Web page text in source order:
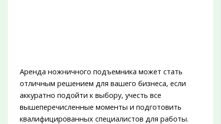
Аренда ножничного подъемника может стать
отличным решением для вашего бизнеса, если
аккуратно подойти к выбору, учесть все
вышеперечисленные моменты и подготовить
квалифицированных специалистов для работы.